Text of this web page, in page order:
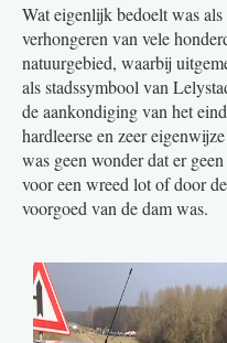
Wat eigenlijk bedoelt was
verhongeren van vele
natuurgebied, waarbij
als stadssymbool van
de aankondiging van het
hardleerse en zeer
was geen wonder dat er
voor een wreed lot of door
voorgoed van de dam was.